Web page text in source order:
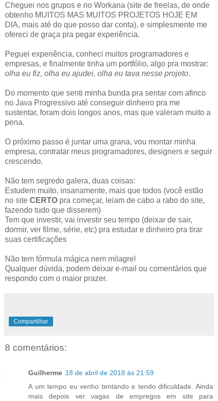
Cheguei nos grupos e no Workana (site de freelas, de onde
obtenho MUITOS MAS MUITOS PROJETOS HOJE EM
DIA, mais até do que posso dar conta), e simplesmente me
ofereci de graça pra pegar experiência.
Peguei experiência, conheci muitos programadores e
empresas, e finalmente tinha um portfólio, algo pra mostrar:
olha eu fiz, olha eu ajudei, olha eu tava nesse projeto.
Do momento que senti minha bunda pra sentar com afinco
no Java Progressivo até conseguir dinheiro pra me
sustentar, foram dois longos anos, mas que valeram muito a
pena.
O próximo passo é juntar uma grana, vou montar minha
empresa, contratar meus programadores, designers e seguir
crescendo.
Não tem segredo galera, duas coisas:
Estudem muito, insanamente, mais que todos (você estão
no site CERTO pra começar, leiam de cabo a rabo do site,
fazendo tudo que disserem)
Tem que investir, vai investir seu tempo (deixar de sair,
dormir, ver filme, série, etc) pra estudar e dinheiro pra tirar
suas certificações
Não tem fórmula mágica nem milagre!
Qualquer dúvida, podem deixar e-mail ou comentários que
respondo com o maior prazer.
Compartilhar
8 comentários:
Guilherme 18 de abril de 2018 às 21:59
A um tempo eu venho tentando e tendo dificuldade. Ainda
mais depois ver vagas de empregos em site para